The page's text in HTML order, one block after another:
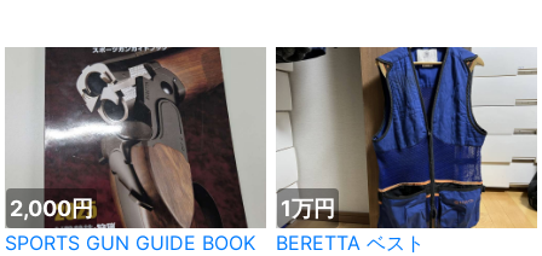
2,000円
SPORTS GUN GUIDE BOOK
1万円
BERETTA ベスト